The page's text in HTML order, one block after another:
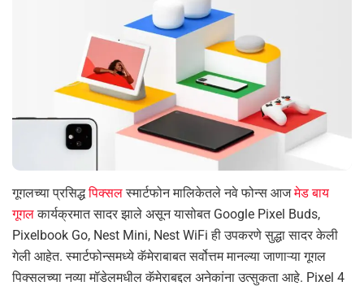
गूगलच्या प्रसिद्धपिक्सलस्मार्टफोन मालिकेतले नवे फोन्स आजमेड बाय
गूगलकार्यक्रमात सादर झाले असून यासोबत Google Pixel Buds,
Pixelbook Go, Nest Mini, Nest WiFi ही उपकरणे सुद्धा सादर केली
गेली आहेत. स्मार्टफोन्समध्ये कॅमेराबाबत सर्वोत्तम मानल्या जाणाऱ्या गूगल
पिक्सलच्या नव्या मॉडेलमधील कॅमेराबद्दल अनेकांना उत्सुकता आहे. Pixel 4